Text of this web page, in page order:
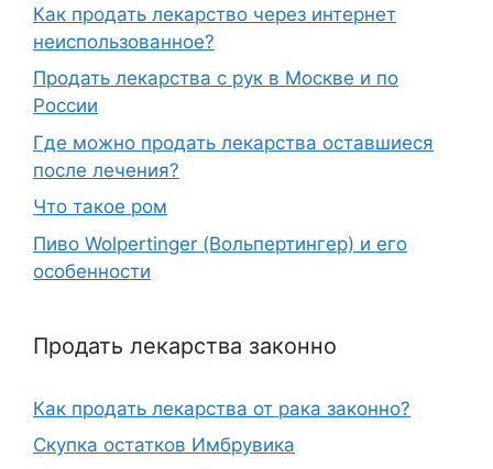
Как продать лекарство через интернет
неиспользованное?
Продать лекарства с рук в Москве и по
России
Где можно продать лекарства оставшиеся
после лечения?
Что такое ром
Пиво Wolpertinger (Вольпертингер) и его
особенности
Продать лекарства законно
Как продать лекарства от рака законно?
Скупка остатков Имбрувика